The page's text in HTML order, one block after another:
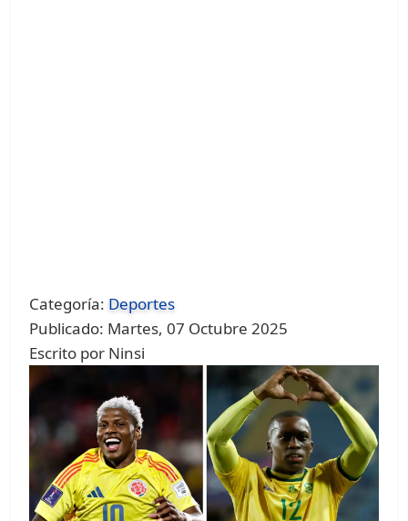
Categoría: Deportes
Publicado: Martes, 07 Octubre 2025
Escrito por Ninsi